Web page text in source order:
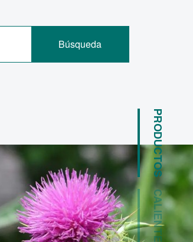
PRODUCTOS
Búsqueda